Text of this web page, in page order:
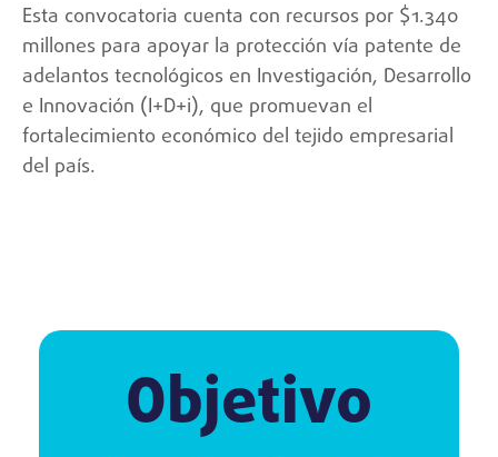
Esta convocatoria cuenta con recursos por $1.340
millones para apoyar la protección vía patente de
adelantos tecnológicos en Investigación, Desarrollo
e Innovación (I+D+i), que promuevan el
fortalecimiento económico del tejido empresarial
del país.
Objetivo